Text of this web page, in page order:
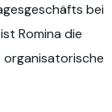
bei
Romina die
organisatorische